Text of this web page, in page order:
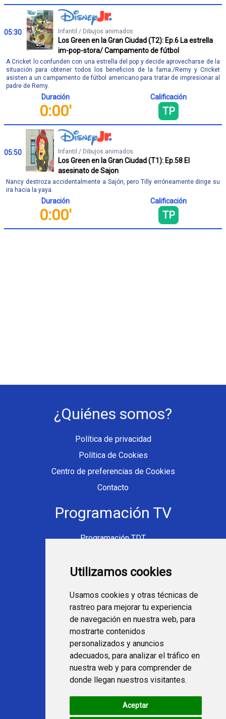
Utilizamos cookies
Usamos cookies y otras técnicas de
rastreo para mejorar tu experiencia
de navegación en nuestra web, para
mostrarte contenidos
personalizados y anuncios
adecuados, para analizar el tráfico en
nuestra web y para comprender de
donde llegan nuestros visitantes.
Aceptar
05:30 Infantil / Dibujos animados
Los Green en la Gran Ciudad (T2): Ep.6 La estrella
im-pop-stora/ Campamento de fútbol
A Cricket lo confunden con una estrella del pop y decide aprovecharse de la
situación para obtener todos los beneficios de la fama./Remy y Cricket
asisten a un campamento de fútbol americano para tratar de impresionar al
padre de Remy.
Duración
0:00'
Calificación
TP
05:50 Infantil / Dibujos animados
Los Green en la Gran Ciudad (T1): Ep.58 El
asesinato de Sajon
Nancy destroza accidentalmente a Sajón, pero Tilly erróneamente dirige su
ira hacia la yaya.
Duración
0:00'
Calificación
TP
¿Quiénes somos?
Política de privacidad
Política de Cookies
Centro de preferencias de Cookies
Contacto
Programación TV
Programación TDT
Ver TV Online
Fútbol en la tele
Programación en TV
Webs Programa TV
programatv.es
spaintechblog.com
Redes Sociales